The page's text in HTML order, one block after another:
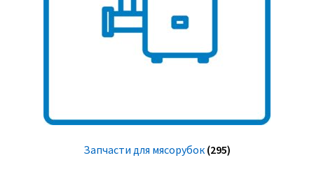
Запчасти для мясорубок (295)